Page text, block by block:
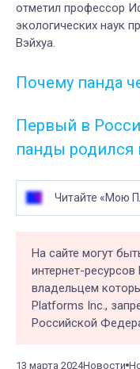
отметил профессор
экологических наук
Вэйхуа.
Почему панда
Первый в
панды родился
Читайте «Мою
На сайте могут
интернет-
владельцем
Platforms Inc.,
Российской
13 марта 2024Новости